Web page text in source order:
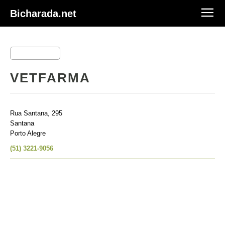
Bicharada.net
VETFARMA
Rua Santana, 295
Santana
Porto Alegre
(51) 3221-9056